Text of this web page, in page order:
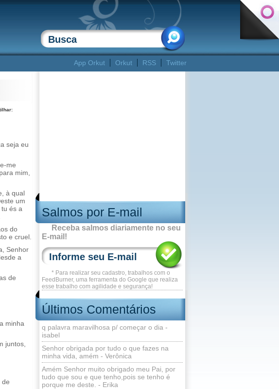
App Orkut Orkut RSS Twitter
Salmos por E-mail
Receba salmos diariamente no seu
E-mail!
* Para realizar seu cadastro, trabalhos com o
FeedBurner, uma ferramenta do Google que realiza
esse trabalho com agilidade e segurança!
Últimos Comentários
q palavra maravilhosa p/ começar o dia -
isabel
Senhor obrigada por tudo o que fazes na
minha vida, amém - Verônica
Amém Senhor muito obrigado meu Pai, por
tudo que sou e que tenho,pois se tenho é
porque me deste. - Erika
seja eu
me
mim,
à qual
um
és a
do
e cruel.
Senhor
a
de
minha
juntos,
de